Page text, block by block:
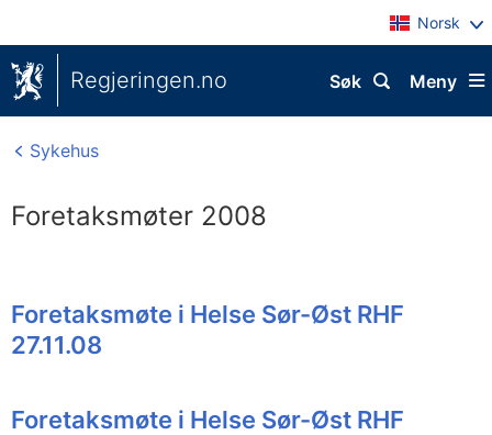
Norsk
Regjeringen.no Meny
Søk
Sykehus
Foretaksmøter 2008
Foretaksmøte i Helse Sør-Øst RHF
27.11.08
Foretaksmøte i Helse Sør-Øst RHF